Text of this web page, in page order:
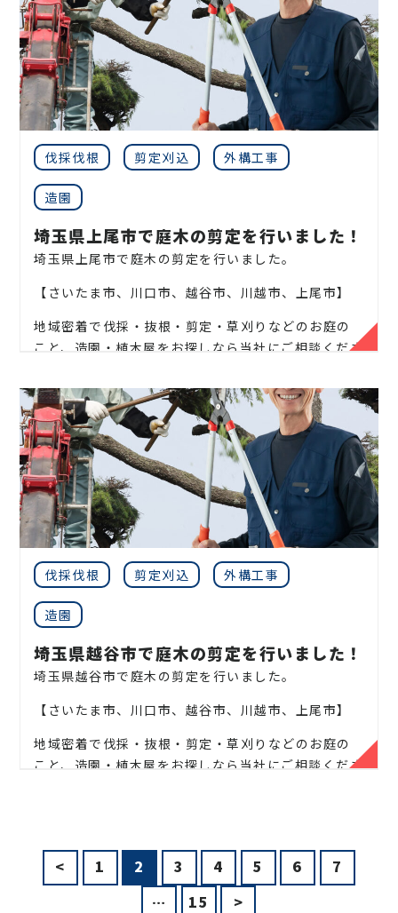
当社では造園工事はもちろんのこと、外構工事やエク
ステリア工事まで自社で一気通貫で行っております。
見積もりは無料ですので、お庭のことなら当社にお気
軽にご連絡ください！
お庭や木に関するお悩みに全力でご対応させて頂き
ます！
企業様や、施設様、マンション、アパートなどの庭
木、高木、植栽の年間管理なども対応しております
お気軽にお問い合わせください！
松、スギ、クスノキ、くろがねもち、もみの木、どん
金木犀、アカシア、シダレエゴノキ、コニファー、
梅、かしの木、ブルーアイス、クチナシ、ナンテン、
木、桜、ゴールドクレスト、アオハダ、いちじく、椰
子の木、ゴールデンアカシア、紅葉、シマトネリコ、
グレープフルーツの木、カツラの木、柿、みかん、グ
ミ、エゴノキ、ハナミズキ、ジューンベリー、ヤマボ
ウシ、カイズカ、花梨、クロガネモチ、ベニカナメ、
サザンカ、ホルトノキ、つつじ、コデマリ
伐採伐根 剪定刈込 外構工事
造園
埼玉県上尾市で庭木の剪定を行いました！
埼玉県上尾市で庭木の剪定を行いました。
【さいたま市、川口市、越谷市、川越市、上尾市】
地域密着で伐採・抜根・剪定・草刈りなどのお庭の
こと、造園・植木屋をお探しなら当社にご相談くださ
当社では造園工事はもちろんのこと、外構工事やエク
ステリア工事まで自社で一気通貫で行っております。
見積もりは無料ですので、お庭のことなら当社にお気
軽にご連絡ください！
お庭や木に関するお悩みに全力でご対応させて頂き
ます！
企業様や、施設様、マンション、アパートなどの庭
木、高木、植栽の年間管理なども対応しております
ので、
お気軽にお問い合わせください！
松、スギ、クスノキ、くろがねもち、もみの木、どん
金木犀、アカシア、シダレエゴノキ、コニファー、
梅、かしの木、ブルーアイス、クチナシ、ナンテン、
クスノキ、 薪の木、ケヤキ、コノデカシワ、マキの
ミ、エゴノキ、ハナミズキ、ジューンベリー、ヤマボ
ウシ、カイズカ、花梨、クロガネモチ、ベニカナメ、
サザンカ、ホルトノキ、つつじ、コデマリ
伐採伐根 剪定刈込 外構工事
造園
埼玉県越谷市で庭木の剪定を行いました！
埼玉県越谷市で庭木の剪定を行いました。
【さいたま市、川口市、越谷市、川越市、上尾市】
地域密着で伐採・抜根・剪定・草刈りなどのお庭の
こと、造園・植木屋をお探しなら当社にご相談くださ
見積もりは無料ですので、お庭のことなら当社にお気
< 1 2 3 4 5 6
7
…
15 >